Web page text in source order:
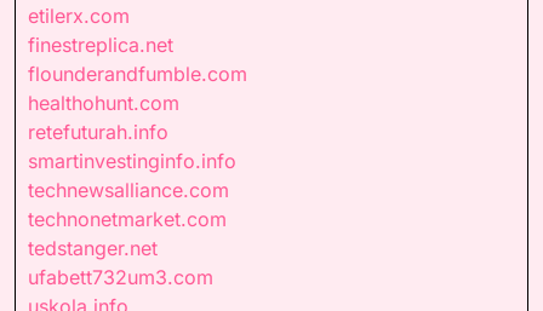
etilerx.com
finestreplica.net
flounderandfumble.com
healthohunt.com
retefuturah.info
smartinvestinginfo.info
technewsalliance.com
technonetmarket.com
tedstanger.net
ufabett732um3.com
uskola.info